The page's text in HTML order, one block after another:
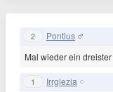
2 Pontius
Mal wieder ein
1 Irrglezia